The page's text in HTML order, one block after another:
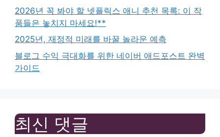
2026년 꼭 봐야 할 넷플릭스 애니 추천 목록: 이 작
품들은 놓치지 마세요!**
2025년, 재정적 미래를 바꿀 놀라운 예측
블로그 수익 극대화를 위한 네이버 애드포스트 완벽
가이드
최신 댓글